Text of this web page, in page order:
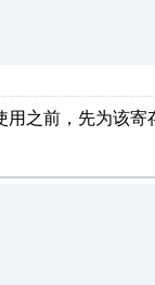
用之前，先为该